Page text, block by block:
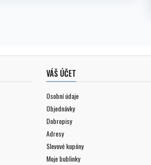
VÁŠ ÚČET
Osobní údaje
Objednávky
Dobropisy
Adresy
Slevové kupóny
Moje bublinky